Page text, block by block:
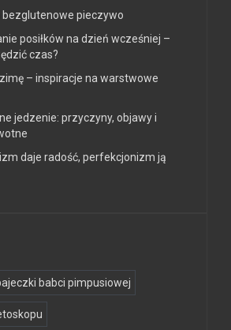
bezglutenowe pieczywo
posiłków na dzień wcześniej –
czas?
– inspiracje na warstwowe
jedzenie: przyczyny, objawy i
daje radość, perfekcjonizm ją
babci pimpusiowej